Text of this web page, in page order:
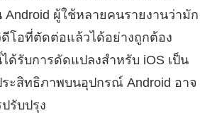
ผู้ใช้หลายคนรายงานว่ามัก
ดีโอที่ตัดต่อแล้วได้อย่างถูกต้อง
ด้รับการดัดแปลงสำหรับ iOS เป็น
ะสิทธิภาพบนอุปกรณ์ Android อาจ
รับปรุง